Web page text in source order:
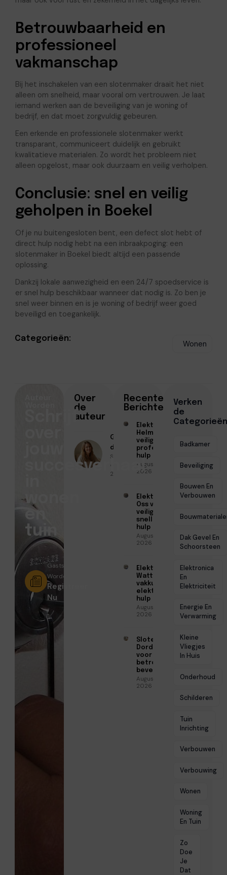
Betrouwbaarheid en
professioneel
vakmanschap
Bij het inschakelen van een slotenmaker draait het niet
alleen om snelheid, maar vooral om vertrouwen. Je laat
iemand werken aan de beveiliging van je woning of
bedrijf, en dat moet zorgvuldig gebeuren.
Een erkende en professionele slotenmaker werkt
transparant, communiceert duidelijk en gebruikt
kwalitatieve materialen. Zo wordt het probleem niet
alleen opgelost, maar ook duurzaam en veilig verholpen.
Conclusie: snel en veilig
geholpen in Boekel
Of je nu buitengesloten bent, een defect slot hebt of
direct hulp nodig hebt na een inbraakpoging: een
slotenmaker in Boekel biedt altijd een passende
oplossing.
Dankzij lokale aanwezigheid en een 24/7 spoedservice is
er snel hulp beschikbaar wanneer dat nodig is. Zo ben je
snel weer binnen en is je woning of bedrijf weer goed
beveiligd en toegankelijk.
Categorieën:
Wonen
Over
de
auteur
Geschreven
door
Sofia Mendes
● Juni 23,
2026
Recente
Berichten
Elektricien
Helmond voor
veilige en
professionele
hulp
Augustus 6,
2026
Elektricien
Oss voor
veilige en
snelle
hulp
Augustus 6,
2026
Elektricien
Watt voor
vakkundige
elektrische
hulp
Augustus 5,
2026
Slotenmaker
Dordrecht
voor
betrouwbare
beveiliging
Augustus 3,
2026
Verken
de
Categorieën
Badkamer
Beveiliging
Bouwen En
Verbouwen
Dak Gevel En
Schoorsteen
Elektronica
En
Elektriciteit
Energie En
Verwarming
Kleine
Vliegjes
In Huis
Onderhoud
Schilderen
Tuin
Inrichting
Verbouwen
Verbouwing
Wonen
Woning
En Tuin
Zo
Doe
Je
Dat
Schrijf
succesverhaal
wonen
en
tuin
Gastschrijver
Worden?
Registreer
Nu